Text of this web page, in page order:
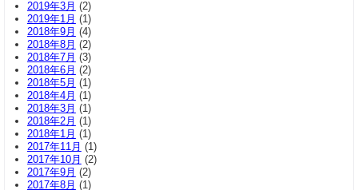
2019年3月 (2)
2019年1月 (1)
2018年9月 (4)
2018年8月 (2)
2018年7月 (3)
2018年6月 (2)
2018年5月 (1)
2018年4月 (1)
2018年3月 (1)
2018年2月 (1)
2018年1月 (1)
2017年11月 (1)
2017年10月 (2)
2017年9月 (2)
2017年8月 (1)